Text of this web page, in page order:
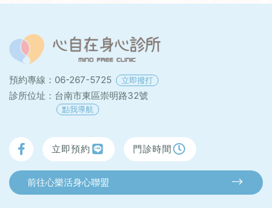
預約專線： 06-267-5725 立即撥打
診所位址： 台南市東區崇明路32號
點我導航
立即預約 門診時間
前往心樂活身心聯盟